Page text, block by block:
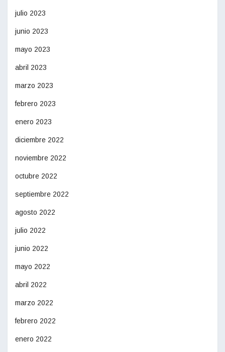
julio 2023
junio 2023
mayo 2023
abril 2023
marzo 2023
febrero 2023
enero 2023
diciembre 2022
noviembre 2022
octubre 2022
septiembre 2022
agosto 2022
julio 2022
junio 2022
mayo 2022
abril 2022
marzo 2022
febrero 2022
enero 2022